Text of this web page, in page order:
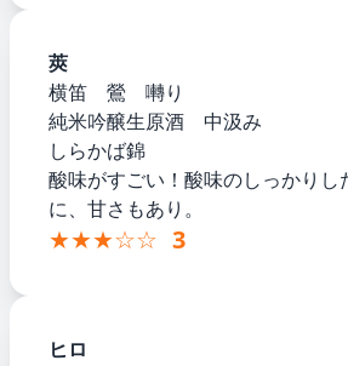
莢
横笛 鶯 囀り
純米吟醸生原酒 中汲み
しらかば錦
酸味がすごい！酸味のしっかりし
に、甘さもあり。
★★★☆☆ 3
ヒロ